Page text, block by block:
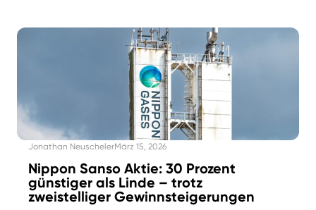
Jonathan NeuschelerMärz 15, 2026
Nippon Sanso Aktie: 30 Prozent
günstiger als Linde – trotz
zweistelliger Gewinnsteigerungen